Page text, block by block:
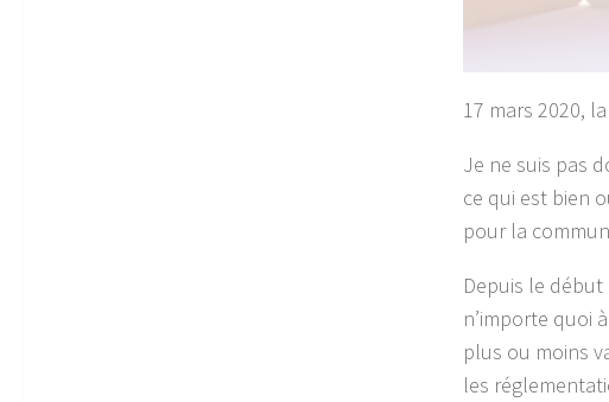
17 mars 2020,
Je ne suis pas
ce qui est bien
pour la
Depuis le
n’importe quoi
plus ou moins
les